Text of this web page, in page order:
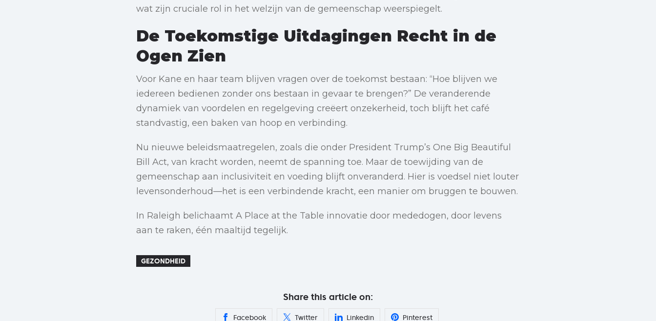
wat zijn cruciale rol in het welzijn van de gemeenschap weerspiegelt.
De Toekomstige Uitdagingen Recht in de
Ogen Zien
Voor Kane en haar team blijven vragen over de toekomst bestaan: “Hoe blijven we
iedereen bedienen zonder ons bestaan in gevaar te brengen?” De veranderende
dynamiek van voordelen en regelgeving creëert onzekerheid, toch blijft het café
standvastig, een baken van hoop en verbinding.
Nu nieuwe beleidsmaatregelen, zoals die onder President Trump’s One Big Beautiful
Bill Act, van kracht worden, neemt de spanning toe. Maar de toewijding van de
gemeenschap aan inclusiviteit en voeding blijft onveranderd. Hier is voedsel niet louter
levensonderhoud—het is een verbindende kracht, een manier om bruggen te bouwen.
In Raleigh belichaamt A Place at the Table innovatie door mededogen, door levens
aan te raken, één maaltijd tegelijk.
GEZONDHEID
Share this article on:
Facebook Twitter Linkedin Pinterest